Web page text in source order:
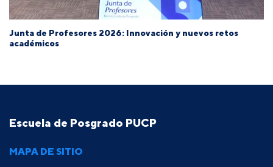
Junta de Profesores 2026: Innovación y nuevos retos
académicos
Escuela de Posgrado PUCP
MAPA DE SITIO